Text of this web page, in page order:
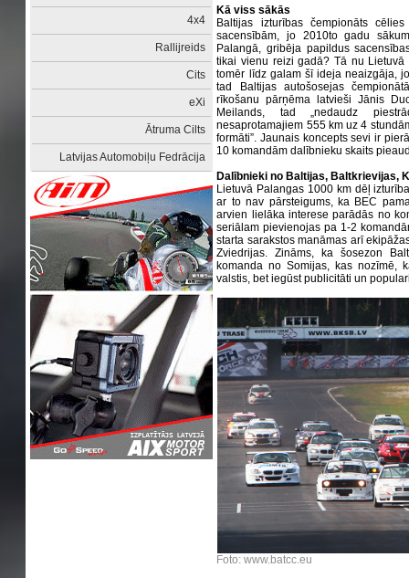
4x4
Rallijreids
Cits
eXi
Ātruma Cilts
Latvijas Automobiļu Fedrācija
Kā viss sākās
Baltijas izturības čempionāts
sacensībām, jo 2010to gadu
Palangā, gribēja papildus
tikai vienu reizi gadā? Tā nu
tomēr līdz galam šī ideja neaizgāja,
tad Baltijas autošosejas
rīkošanu pārņēma latvieši Jānis
Meilands, tad „nedaudz
nesaprotamajiem 555 km uz 4
formāti”. Jaunais koncepts sevi ir
10 komandām dalībnieku skaits
Dalībnieki no Baltijas, Baltkrievijas,
Lietuvā Palangas 1000 km dēļ
ar to nav pārsteigums, ka BEC
arvien lielāka interese parādās no
seriālam pievienojas pa 1-2
starta sarakstos manāmas arī
Zviedrijas. Zināms, ka šosezon
komanda no Somijas, kas nozīmē,
valstis, bet iegūst publicitāti un
Foto: www.batcc.eu